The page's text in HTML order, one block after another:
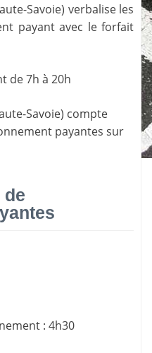
Savoie) verbalise les
payant avec le forfait
de 7h à 20h
Savoie) compte
payantes sur
de
: 4h30